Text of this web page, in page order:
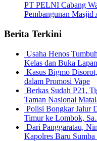
PT PELNI Cabang
Pembangunan
Berita Terkini
Usaha Henos
Kelas dan Buka
Kasus Bigmo
dalam Promosi Vape
Berkas Sudah P21,
Taman Nasional
Polisi Bongkar Jalur
Timur ke Lombok,
Dari Panggaratau,
Kapolres Baru